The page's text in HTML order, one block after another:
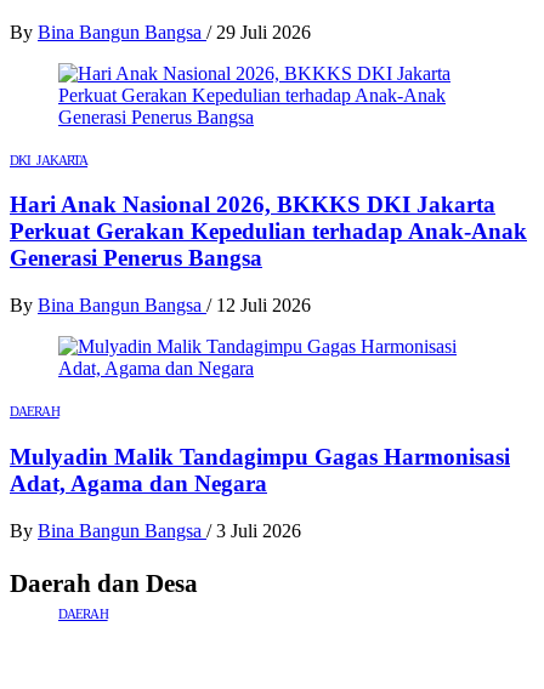
By Bina Bangun Bangsa / 29 Juli 2026
DKI JAKARTA
Hari Anak Nasional 2026, BKKKS DKI Jakarta
Perkuat Gerakan Kepedulian terhadap Anak-Anak
Generasi Penerus Bangsa
By Bina Bangun Bangsa / 12 Juli 2026
DAERAH
Mulyadin Malik Tandagimpu Gagas Harmonisasi
Adat, Agama dan Negara
By Bina Bangun Bangsa / 3 Juli 2026
Daerah dan Desa
DAERAH